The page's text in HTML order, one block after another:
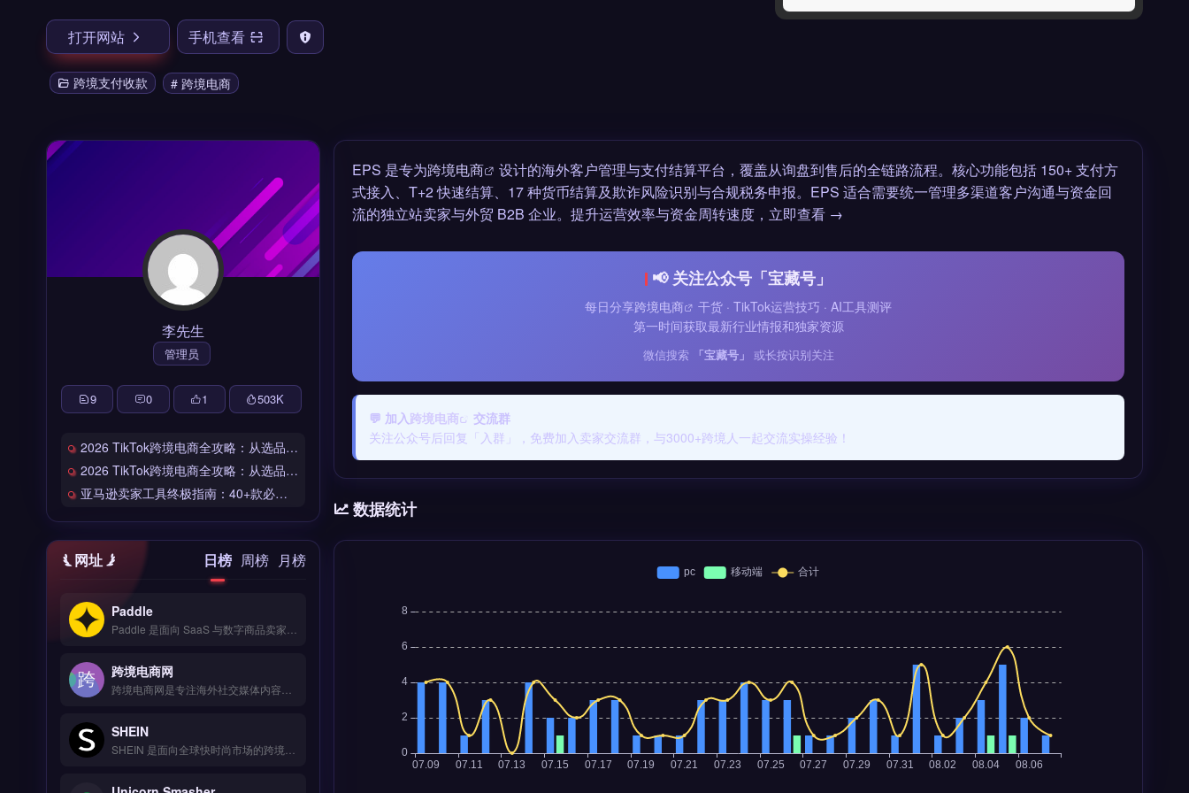
打开网站 手机查看
跨境支付收款 # 跨境电商
EPS 是专为跨境电商
设计的海外客户管理与支付结算平台，覆盖从询盘到售后的全链路流程。核心功能包括 150+ 支付方
式接入、T+2 快速结算、17 种货币结算及欺诈风险识别与合规税务申报。EPS 适合需要统一管理多渠道客户沟通与资金回
流的独立站卖家与外贸 B2B 企业。提升运营效率与资金周转速度，立即查看 →
📢 关注公众号「宝藏号」
每日分享跨境电商
干货 · TikTok运营技巧 · AI工具测评
第一时间获取最新行业情报和独家资源
微信搜索 「宝藏号」 或长按识别关注
💬 加入跨境电商
交流群
关注公众号后回复「入群」，免费加入卖家交流群，与3000+跨境人一起交流实操经验！
数据统计
李先生
管理员
9 0 1 503K
2026 TikTok跨境电商全攻略：从选品到爆单的完整工具链
2026 TikTok跨境电商全攻略：从选品到爆单的完整工具链
亚马逊卖家工具终极指南：40+款必备工具全链路解析
网址 日榜 周榜 月榜
Paddle
跨境电商网
SHEIN